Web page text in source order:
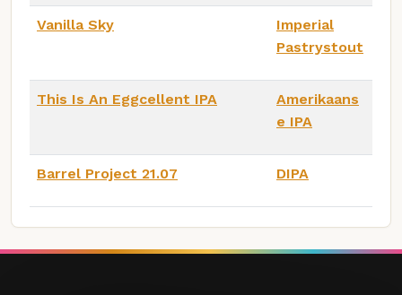
Vanilla Sky
Imperial
Pastrystout
This Is An Eggcellent IPA
Amerikaans
e IPA
Barrel Project 21.07 DIPA